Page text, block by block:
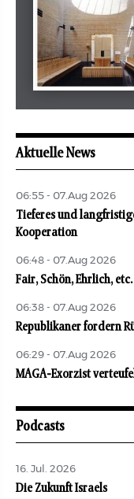
revue juive
Aktuelle News
06:55 - 07.Aug 2026
Tieferes und
Kooperation
06:48 - 07.Aug 2026
Fair, Schön, Ehrlich, etc.
06:38 - 07.Aug 2026
Republikaner fordern
06:29 - 07.Aug 2026
MAGA-Exorzist
Podcasts
16. Jul. 2026
Die Zukunft Israels